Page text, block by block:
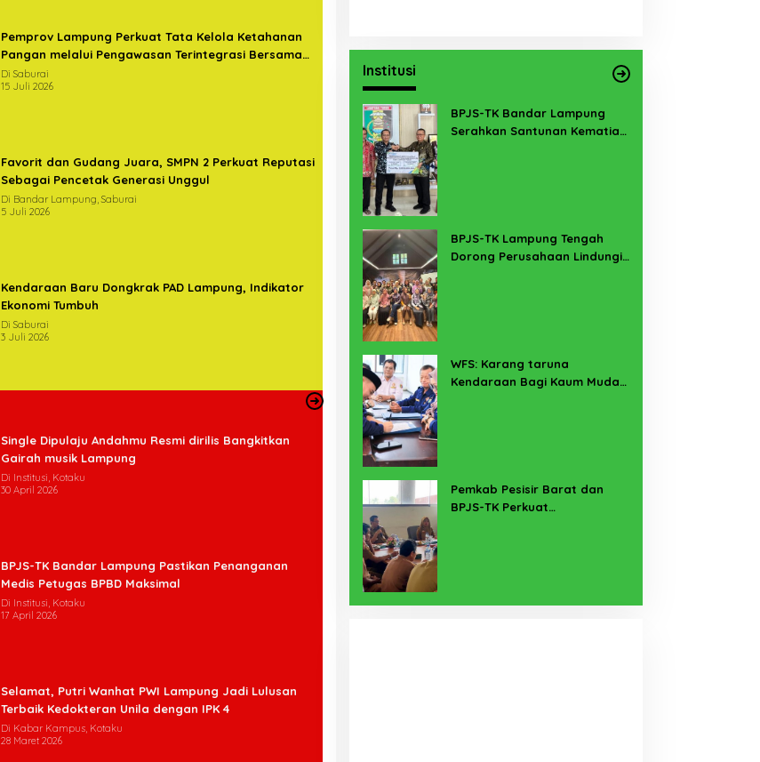
Pemprov Lampung Perkuat Tata Kelola Ketahanan
Pangan melalui Pengawasan Terintegrasi Bersama
BPKP
Di Saburai
15 Juli 2026
Favorit dan Gudang Juara, SMPN 2 Perkuat Reputasi
Sebagai Pencetak Generasi Unggul
Di Bandar Lampung, Saburai
5 Juli 2026
Kendaraan Baru Dongkrak PAD Lampung, Indikator
Ekonomi Tumbuh
Di Saburai
3 Juli 2026
Single Dipulaju Andahmu Resmi dirilis Bangkitkan
Gairah musik Lampung
Di Institusi, Kotaku
30 April 2026
BPJS-TK Bandar Lampung Pastikan Penanganan
Medis Petugas BPBD Maksimal
Di Institusi, Kotaku
17 April 2026
Selamat, Putri Wanhat PWI Lampung Jadi Lulusan
Terbaik Kedokteran Unila dengan IPK 4
Di Kabar Kampus, Kotaku
28 Maret 2026
Institusi
BPJS-TK Bandar Lampung
Serahkan Santunan Kematian
BPJS-TK Lampung Tengah
Dorong Perusahaan Lindungi
WFS: Karang taruna
Kendaraan Bagi Kaum Muda
Pemkab Pesisir Barat dan
BPJS-TK Perkuat